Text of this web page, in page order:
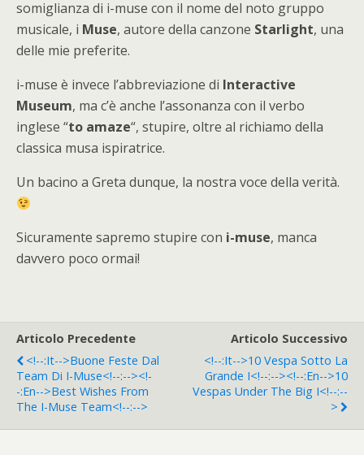
somiglianza di i-muse con il nome del noto gruppo
musicale, i Muse, autore della canzone Starlight, una
delle mie preferite.
i-muse è invece l’abbreviazione di Interactive
Museum, ma c’è anche l’assonanza con il verbo
inglese “to amaze“, stupire, oltre al richiamo della
classica musa ispiratrice.
Un bacino a Greta dunque, la nostra voce della verità.
Sicuramente sapremo stupire con i-muse, manca
davvero poco ormai!
Articolo Precedente
<!--:it-->Buone Feste Dal
Team Di I-Muse<!--:--><!-
-:en-->Best Wishes From
The I-Muse Team<!--:-->
Articolo Successivo
<!--:it-->10 Vespa Sotto La
Grande I<!--:--><!--:en-->10
Vespas Under The Big I<!--:--
>